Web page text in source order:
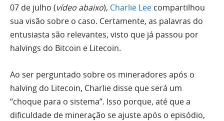
07 de julho (vídeo abaixo), Charlie Lee compartilhou
sua visão sobre o caso. Certamente, as palavras do
entusiasta são relevantes, visto que já passou por
halvings do Bitcoin e Litecoin.
Ao ser perguntado sobre os mineradores após o
halving do Litecoin, Charlie disse que será um
“choque para o sistema”. Isso porque, até que a
dificuldade de mineração se ajuste após o episódio,